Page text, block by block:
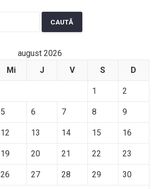
august 2026
Mi J V S D
1 2
5 6 7 8 9
12 13 14 15 16
19 20 21 22 23
26 27 28 29 30